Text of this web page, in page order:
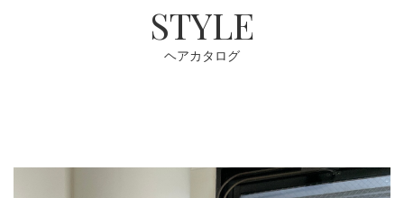
STYLE
ヘアカタログ